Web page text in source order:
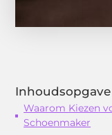
Inhoudsopgave
Waarom Kiezen
Schoenmaker